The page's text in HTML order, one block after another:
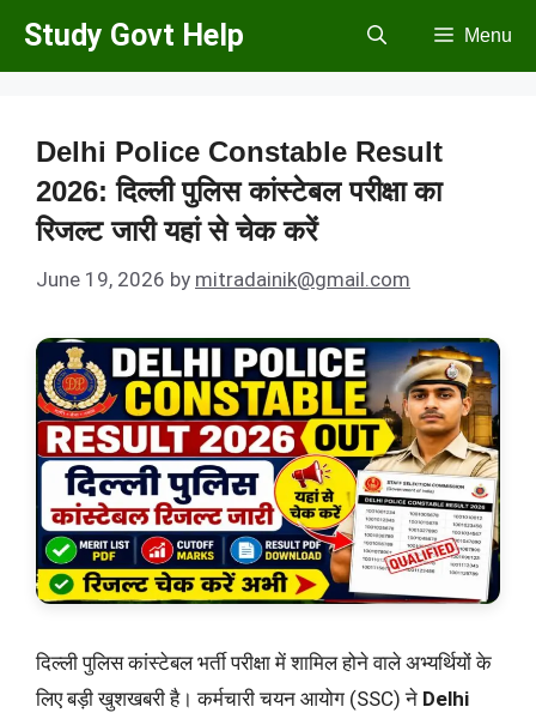
Skip
Study Govt Help Menu
Delhi Police Constable Result
2026: दिल्ली पुलिस कांस्टेबल परीक्षा का
रिजल्ट जारी यहां से चेक करें
June 19, 2026 by mitradainik@gmail.com
दिल्ली पुलिस कांस्टेबल भर्ती परीक्षा में शामिल होने वाले अभ्यर्थियों के
लिए बड़ी खुशखबरी है। कर्मचारी चयन आयोग (SSC) ने Delhi